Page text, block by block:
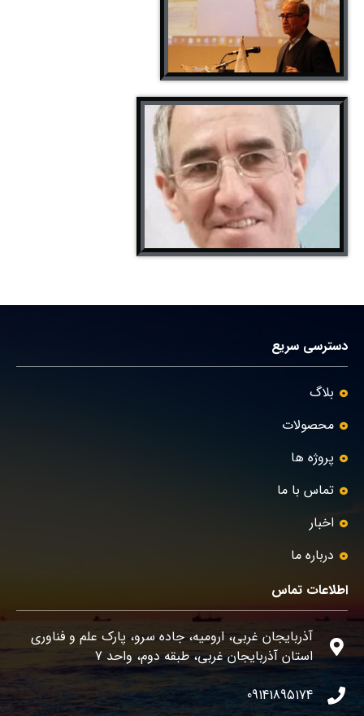
دسترسی سریع
بلاگ
محصولات
پروژه ها
تماس با ما
اخبار
درباره ما
اطلاعات تماس
آذربایجان غربی، ارومیه، جاده سرو، پارک علم و فناوری
استان آذربایجان غربی، طبقه دوم، واحد 7
09141895174